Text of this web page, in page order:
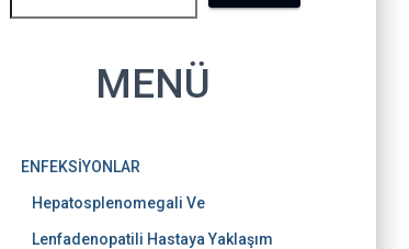
MENÜ
ENFEKSİYONLAR
Hepatosplenomegali Ve
Lenfadenopatili Hastaya Yaklaşım